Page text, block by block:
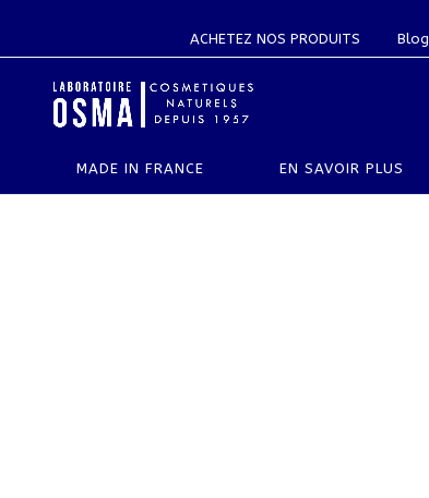
ACHETEZ NOS PRODUITS Blog
MADE IN FRANCE EN SAVOIR PLUS